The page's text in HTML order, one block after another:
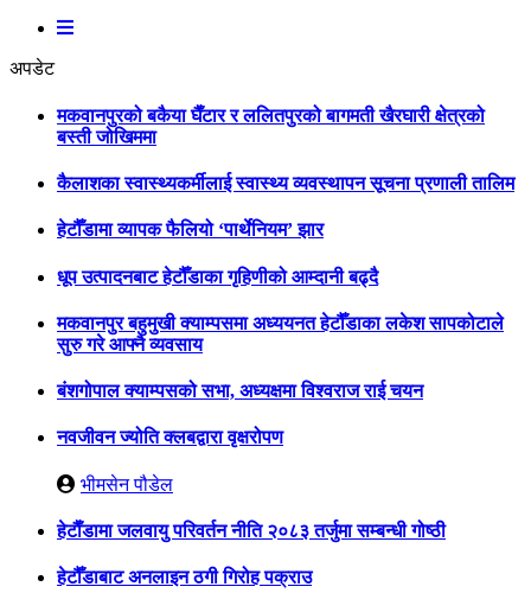
अपडेट
मकवानपुरको बकैया घैँटार र ललितपुरको बागमती खैरघारी क्षेत्रको
बस्ती जोखिममा
कैलाशका स्वास्थ्यकर्मीलाई स्वास्थ्य व्यवस्थापन सूचना प्रणाली तालिम
हेटौँडामा व्यापक फैलियो ‘पार्थेनियम’ झार
धूप उत्पादनबाट हेटौँडाका गृहिणीको आम्दानी बढ्दै
मकवानपुर बहुमुखी क्याम्पसमा अध्ययनत हेटौँडाका लकेश सापकोटाले
सुरु गरे आफ्नै व्यवसाय
बंशगोपाल क्याम्पसको सभा, अध्यक्षमा विश्वराज राई चयन
नवजीवन ज्योति क्लबद्वारा वृक्षरोपण
भीमसेन पौडेल
हेटाैँडामा जलवायु परिवर्तन नीति २०८३ तर्जुमा सम्बन्धी गोष्ठी
हेटौँडाबाट अनलाइन ठगी गिरोह पक्राउ